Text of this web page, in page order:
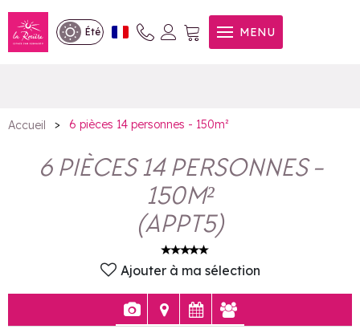
Été MENU
6 pièces 14 personnes -
150m²
Accueil > 6 pièces 14 personnes - 150m²
6 PIÈCES 14 PERSONNES -
150M²
(APPT5)
Ajouter à ma sélection